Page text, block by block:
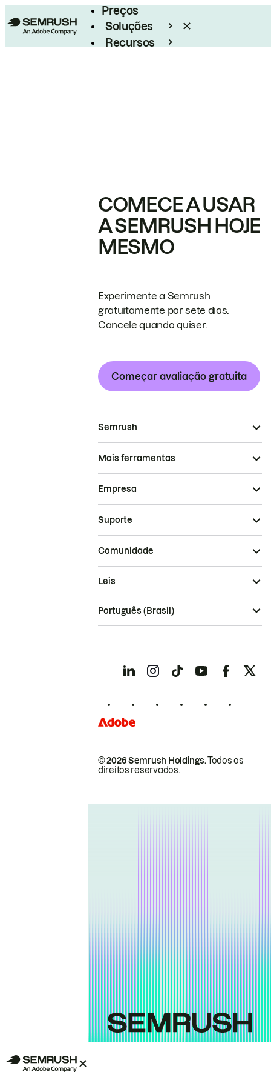
Preços
Soluções
Recursos
COMECE A USAR
A SEMRUSH HOJE
MESMO
Experimente a Semrush
gratuitamente por sete dias.
Cancele quando quiser.
Começar avaliação gratuita
Semrush
Mais ferramentas
Empresa
Suporte
Comunidade
© 2026 Semrush Holdings.Todos os
direitos reservados.
Leis
Português (Brasil)